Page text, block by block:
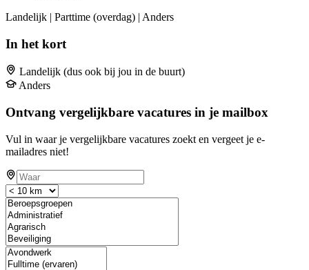
Landelijk | Parttime (overdag) | Anders
In het kort
Landelijk (dus ook bij jou in de buurt)
Anders
Ontvang vergelijkbare vacatures in je mailbox
Vul in waar je vergelijkbare vacatures zoekt en vergeet je e-
mailadres niet!